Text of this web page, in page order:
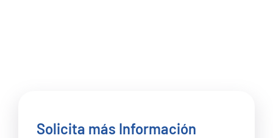
Solicita más Información